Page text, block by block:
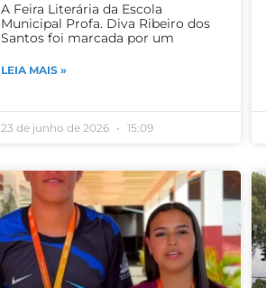
A Feira Literária da Escola
Municipal Profa. Diva Ribeiro dos
Santos foi marcada por um
LEIA MAIS »
23 de junho de 2026 15:09